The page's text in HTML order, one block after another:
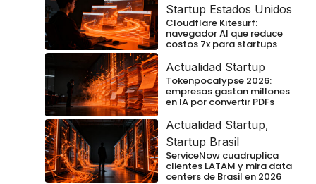
Startup Estados Unidos
Cloudflare Kitesurf:
navegador AI que reduce
costos 7x para startups
Actualidad Startup
Tokenpocalypse 2026:
empresas gastan millones
en IA por convertir PDFs
Actualidad Startup,
Startup Brasil
ServiceNow cuadruplica
clientes LATAM y mira data
centers de Brasil en 2026